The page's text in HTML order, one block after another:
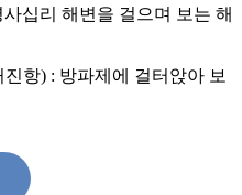
십리 해변을 걸으며 보는 해
항) : 방파제에 걸터앉아 보